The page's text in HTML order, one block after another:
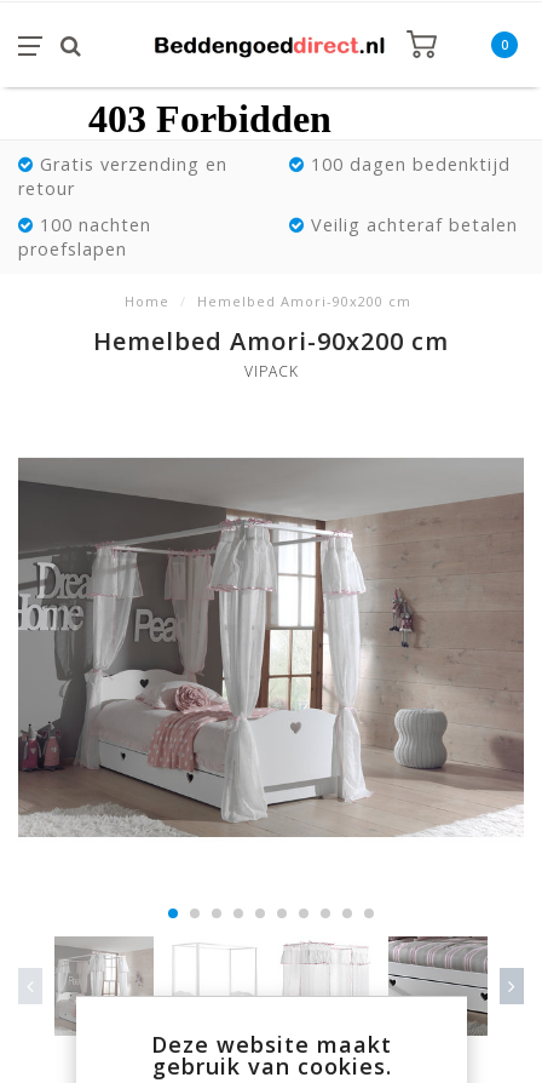
0
Gratis verzending en
retour
100 dagen bedenktijd
100 nachten
proefslapen
Veilig achteraf betalen
Home / Hemelbed Amori-90x200 cm
Hemelbed Amori-90x200 cm
VIPACK
Deze website maakt
gebruik van cookies.